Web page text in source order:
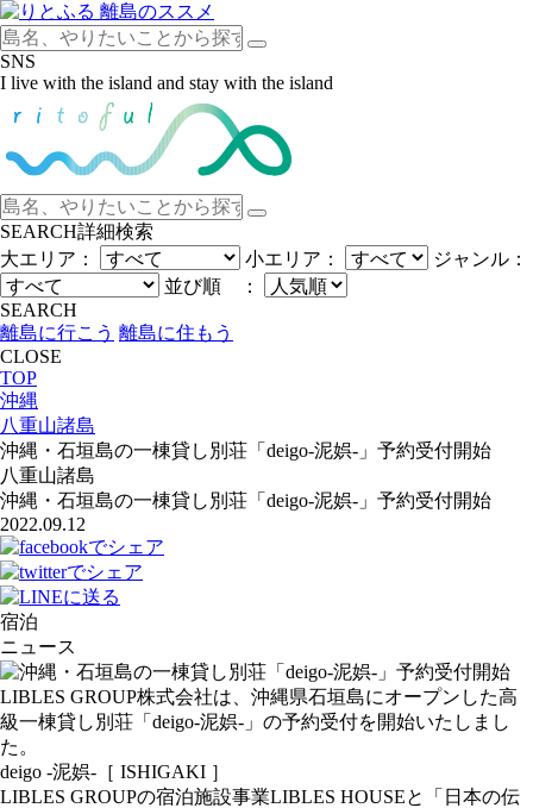
SNS
I live with the island and stay with the island
SEARCH詳細検索
大エリア：
小エリア：
ジャンル：
並び順 ：
SEARCH
離島に行こう 離島に住もう
CLOSE
TOP
沖縄
八重山諸島
沖縄・石垣島の一棟貸し別荘「deigo-泥娯-」予約受付開始
八重山諸島
沖縄・石垣島の一棟貸し別荘「deigo-泥娯-」予約受付開始
2022.09.12
宿泊
ニュース
LIBLES GROUP株式会社は、沖縄県石垣島にオープンした高
級一棟貸し別荘「deigo-泥娯-」の予約受付を開始いたしまし
た。
deigo -泥娯-［ ISHIGAKI ］
LIBLES GROUPの宿泊施設事業LIBLES HOUSEと「日本の伝